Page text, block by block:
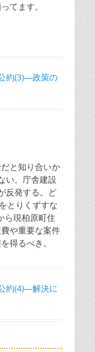
てます。
約(3)―政策の
と知り合いか
い。庁舎建設
反発する。ど
とりくずすな
ら現柏原町住
や重要な案件
得るべき。
約(4)―解決に